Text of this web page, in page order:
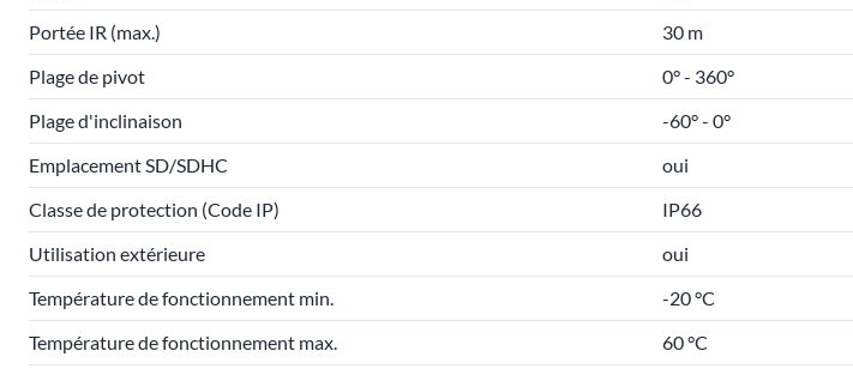
Portée IR (max.)
30 m
Plage de pivot
0° - 360°
Plage d'inclinaison
-60° - 0°
Emplacement SD/SDHC
oui
Classe de protection (Code IP)
IP66
Utilisation extérieure
oui
Température de fonctionnement min.
-20 °C
Température de fonctionnement max.
60 °C